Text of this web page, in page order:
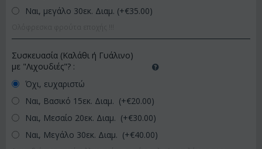
Ναι, μεγάλο 30εκ. Διαμ. (+€35.00)
Συσκευασία (Καλάθι ή Γυάλινο)
με "Λιχουδιές"? :
Όχι, ευχαριστώ
Ναι, Βασικό 15εκ. Διαμ. (+€20.00)
Ναι, Μεσαίο 20εκ. Διαμ. (+€30.00)
Ναι, Μεγάλο 30εκ. Διαμ. (+€40.00)